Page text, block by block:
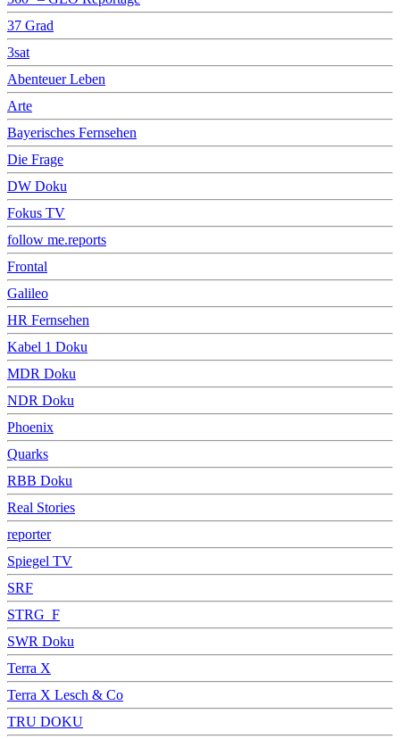
37 Grad
3sat
Abenteuer Leben
Arte
Bayerisches Fernsehen
Die Frage
DW Doku
Fokus TV
follow me.reports
Frontal
Galileo
HR Fernsehen
Kabel 1 Doku
MDR Doku
NDR Doku
Phoenix
Quarks
RBB Doku
Real Stories
reporter
Spiegel TV
SRF
STRG_F
SWR Doku
Terra X
Terra X Lesch & Co
TRU DOKU